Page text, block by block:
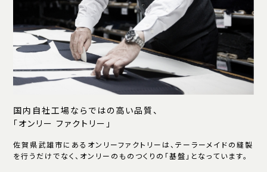
国内自社工場ならではの高い品質、
「オンリー ファクトリー」
佐賀県武雄市にあるオンリーファクトリーは、テーラーメイドの縫製
を行うだけでなく、オンリーのものつくりの「基盤」となっています。